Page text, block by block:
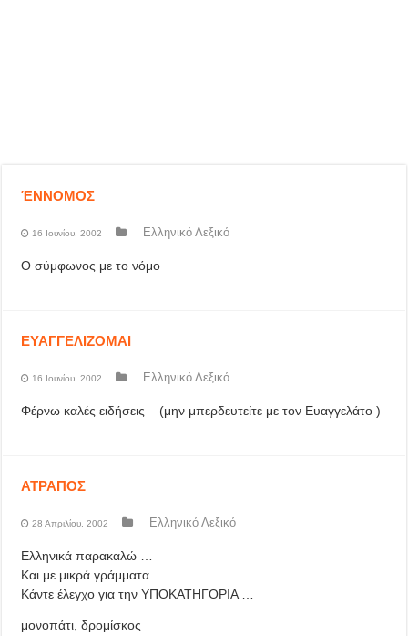
ΈΝΝΟΜΟΣ
16 Ιουνίου, 2002 Ελληνικό Λεξικό
Ο σύμφωνος με το νόμο
ΕΥΑΓΓΕΛΙΖΟΜΑΙ
16 Ιουνίου, 2002 Ελληνικό Λεξικό
Φέρνω καλές ειδήσεις – (μην μπερδευτείτε με τον Ευαγγελάτο )
ΑΤΡΑΠΟΣ
28 Απριλίου, 2002 Ελληνικό Λεξικό
Ελληνικά παρακαλώ …
Και με μικρά γράμματα ….
Κάντε έλεγχο για την ΥΠΟΚΑΤΗΓΟΡΙΑ …
μονοπάτι, δρομίσκος